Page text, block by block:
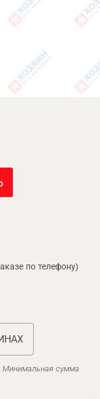
по телефону)
Минимальная сумма